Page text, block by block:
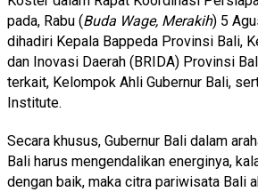
pada, Rabu (Buda Wage, Merakih) 5
dihadiri Kepala Bappeda Provinsi Bali,
dan Inovasi Daerah (BRIDA) Provinsi
terkait, Kelompok Ahli Gubernur Bali,
Institute.
Secara khusus, Gubernur Bali dalam
Bali harus mengendalikan energinya,
dengan baik, maka citra pariwisata Bali